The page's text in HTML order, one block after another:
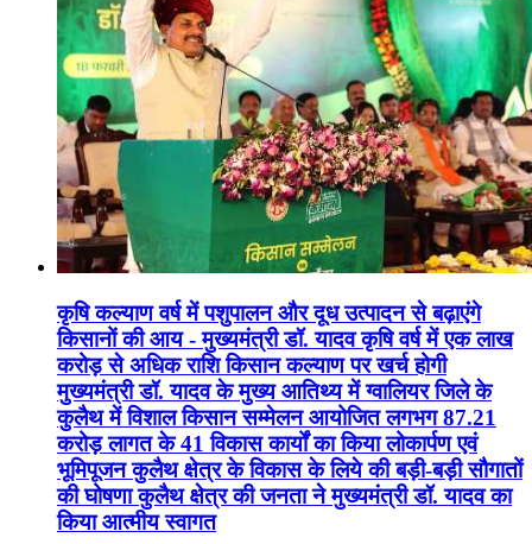
कृषि कल्याण वर्ष में पशुपालन और दूध उत्पादन से बढ़ाएंगे
किसानों की आय - मुख्यमंत्री डॉ. यादव कृषि वर्ष में एक लाख
करोड़ से अधिक राशि किसान कल्याण पर खर्च होगी
मुख्यमंत्री डॉ. यादव के मुख्य आतिथ्य में ग्वालियर जिले के
कुलैथ में विशाल किसान सम्मेलन आयोजित लगभग 87.21
करोड़ लागत के 41 विकास कार्यों का किया लोकार्पण एवं
भूमिपूजन कुलैथ क्षेत्र के विकास के लिये की बड़ी-बड़ी सौगातों
की घोषणा कुलैथ क्षेत्र की जनता ने मुख्यमंत्री डॉ. यादव का
किया आत्मीय स्वागत